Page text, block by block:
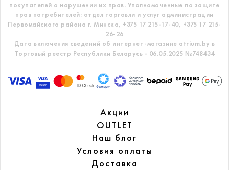
покупателей о нарушении их прав. Уполномоченные по защите
прав потребителей: отдел торговли и услуг администрации
Первомайского района г. Минска, +375 17 215-17-40, +375 17 215-
26-26
Дата включения сведений об интернет-магазине atrium.by в
Торговый реестр Республики Беларусь - 06.05.2025 №748434
Акции
OUTLET
Наш блог
Условия оплаты
Доставка